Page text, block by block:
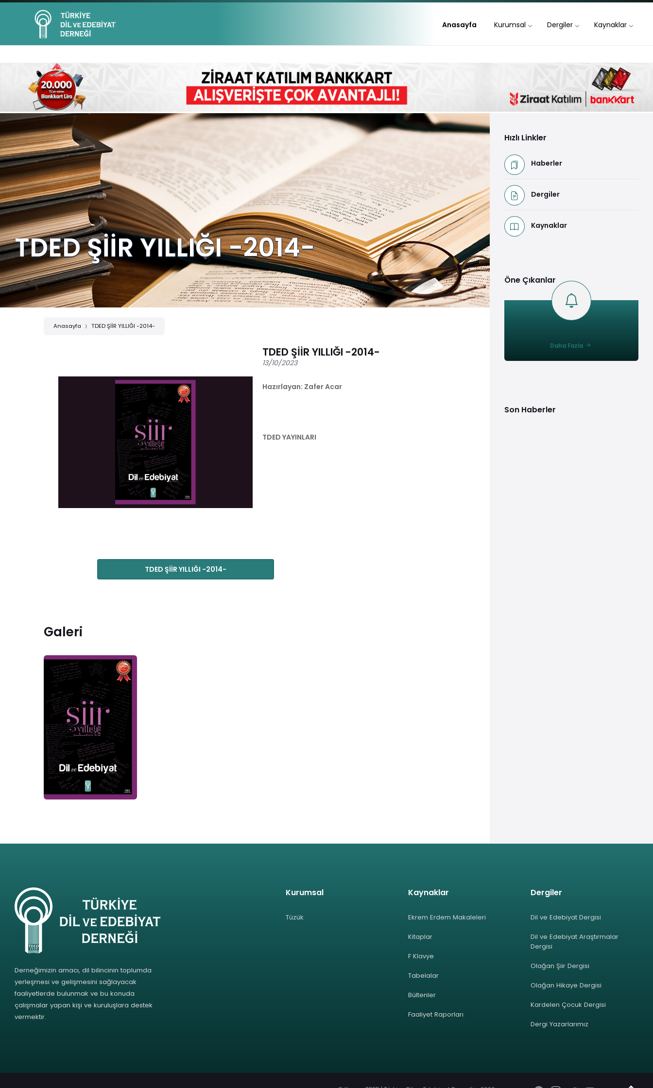
Anasayfa Kurumsal Dergiler Kaynaklar
TDED ŞİİR YILLIĞI -2014-
Anasayfa TDED ŞİİR YILLIĞI -2014-
TDED ŞİİR YILLIĞI -2014-
13/10/2023
Hazırlayan: Zafer Acar
TDED YAYINLARI
TDED ŞİİR YILLIĞI -2014-
Galeri
Hızlı Linkler
Haberler
Dergiler
Kaynaklar
Öne Çıkanlar
Daha Fazla
Son Haberler
Derneğimizin amacı, dil bilincinin toplumda
yerleşmesi ve gelişmesini sağlayacak
faaliyetlerde bulunmak ve bu konuda
çalışmalar yapan kişi ve kuruluşlara destek
vermektir.
Kurumsal
Tüzük
Kaynaklar
Ekrem Erdem Makaleleri
Kitaplar
F Klavye
Tabelalar
Bültenler
Faaliyet Raporları
Dergiler
Dil ve Edebiyat Dergisi
Dil ve Edebiyat Araştırmalar
Dergisi
Olağan Şiir Dergisi
Olağan Hikaye Dergisi
Kardelen Çocuk Dergisi
Dergi Yazarlarımız